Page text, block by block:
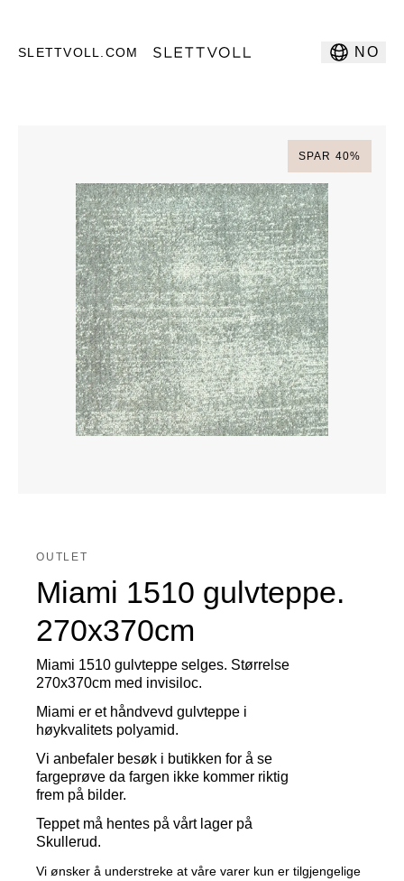
SLETTVOLL.COM NO
SPAR 40%
OUTLET
Miami 1510 gulvteppe.
270x370cm
Miami 1510 gulvteppe selges. Størrelse
270x370cm med invisiloc.
Miami er et håndvevd gulvteppe i
høykvalitets polyamid.
Vi anbefaler besøk i butikken for å se
fargeprøve da fargen ikke kommer riktig
frem på bilder.
Teppet må hentes på vårt lager på
Skullerud.
Vi ønsker å understreke at våre varer kun er tilgjengelige